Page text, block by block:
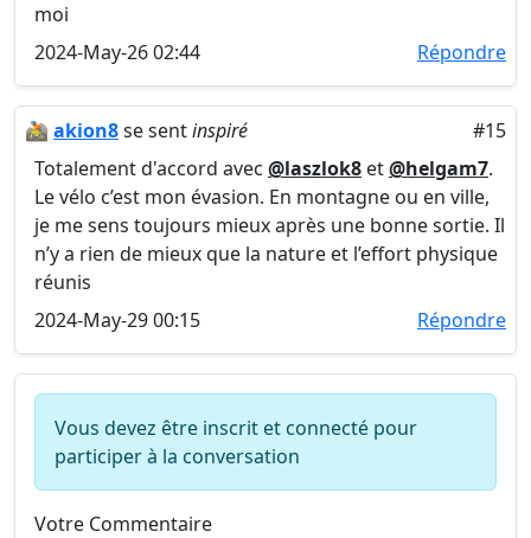
moi
2024-May-26 02:44
Répondre
🚵 akion8se sentinspiré
#15
Totalement d'accord avec @laszlok8 et@helgam7.
Le vélo c’est mon évasion. En montagne ou en ville,
je me sens toujours mieux après une bonne sortie. Il
n’y a rien de mieux que la nature et l’effort physique
réunis
2024-May-29 00:15
Répondre
Vous devez être inscrit et connecté pour
participer à la conversation
Votre Commentaire